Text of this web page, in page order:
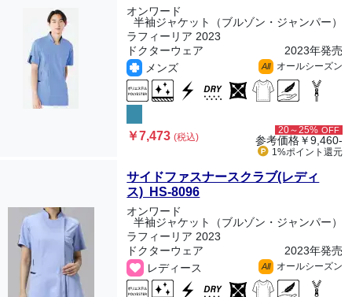
オンワード
半袖ジャケット（ブルゾン・ジャンパー）
ラフィーリア 2023
ドクターウェア
2023年発売
メンズ
All オールシーズン
￥7,473(税込)
20～25% OFF
参考価格￥9,460-
1%ポイント 還元
サイドファスナースクラブ(レディ
ス) HS-8096
オンワード
半袖ジャケット（ブルゾン・ジャンパー）
ラフィーリア 2023
ドクターウェア
2023年発売
レディース
All オールシーズン